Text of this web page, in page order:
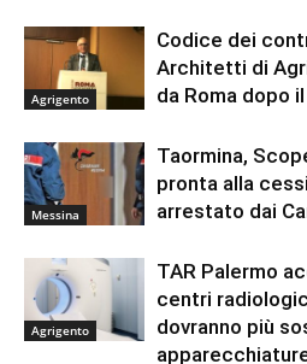
Agrigento
Codice dei
Architetti di
da Roma dopo
Messina
Taormina,
pronta alla
arrestato dai
Agrigento
TAR Palermo
centri
dovranno più